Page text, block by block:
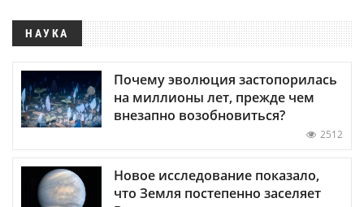
НАУКА
Почему эволюция застопорилась
на миллионы лет, прежде чем
внезапно возобновиться?
2512
Новое исследование показало,
что Земля постепенно заселяет